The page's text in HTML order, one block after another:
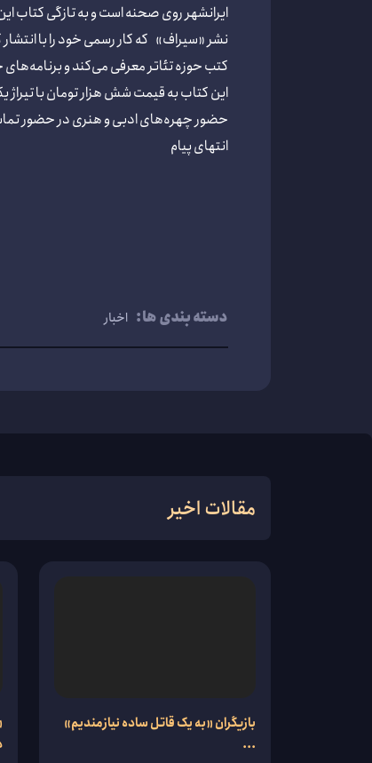
ایرانشهر روی صحنه است و به تازگی
کتب حوزه تئاتر معرفی می‌کند و
این کتاب به قیمت شش هزار تومان با تیراژ
حضور چهره‌های ادبی و هنری در حضور
انتهای پیام
دسته بندی ها: اخبار
مقالات اخیر
بازیگران «به یک قاتل ساده نیازمندیم»
...